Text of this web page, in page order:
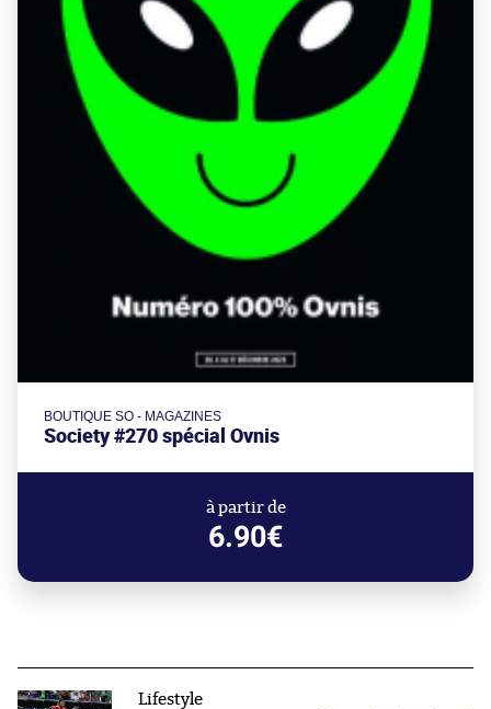
BOUTIQUE SO - MAGAZINES
Society #270 spécial Ovnis
à partir de
6.90€
Lifestyle